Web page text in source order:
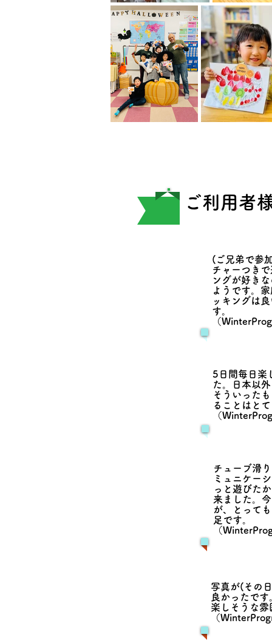
ご利用者
(ご兄弟で参
チャーつき
ングが好き
ようです。
ッキングは
す。
（
5日間毎日楽
た。日本以
そういった
ることはと
（
チューブ滑
ミュニケー
っと遊びた
来ました。
が、とって
足です。
（
写真が(その
良かったです
楽しそうな
​（WinterP